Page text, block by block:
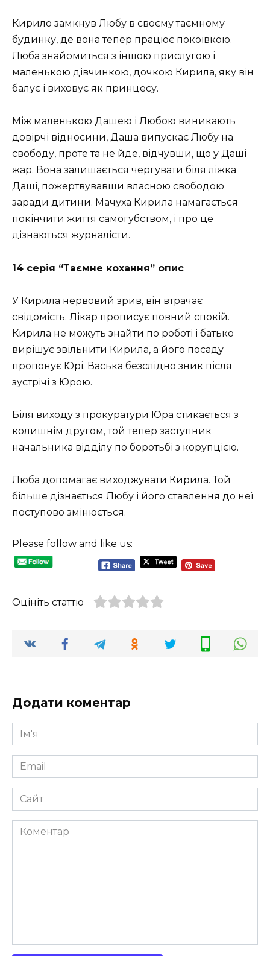
Кирило замкнув Любу в своєму таємному
будинку, де вона тепер працює покоївкою.
Люба знайомиться з іншою прислугою і
маленькою дівчинкою, дочкою Кирила, яку він
балує і виховує як принцесу.
Між маленькою Дашею і Любою виникають
довірчі відносини, Даша випускає Любу на
свободу, проте та не йде, відчувши, що у Даші
жар. Вона залишається чергувати біля ліжка
Даші, пожертвувавши власною свободою
заради дитини. Мачуха Кирила намагається
покінчити життя самогубством, і про це
дізнаються журналісти.
14 серія “Таємне кохання” опис
У Кирила нервовий зрив, він втрачає
свідомість. Лікар прописує повний спокій.
Кирила не можуть знайти по роботі і батько
вирішує звільнити Кирила, а його посаду
пропонує Юрі. Васька безслідно зник після
зустрічі з Юрою.
Біля виходу з прокуратури Юра стикається з
колишнім другом, той тепер заступник
начальника відділу по боротьбі з корупцією.
Люба допомагає виходжувати Кирила. Той
більше дізнається Любу і його ставлення до неї
поступово змінюється.
Please follow and like us:
Оцініть статтю
Додати коментар
Ім'я
*
Email
*
Сайт
Коментар